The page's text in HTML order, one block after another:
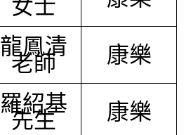
女士
龍鳳清
老師 康樂
羅紹基
先生 康樂